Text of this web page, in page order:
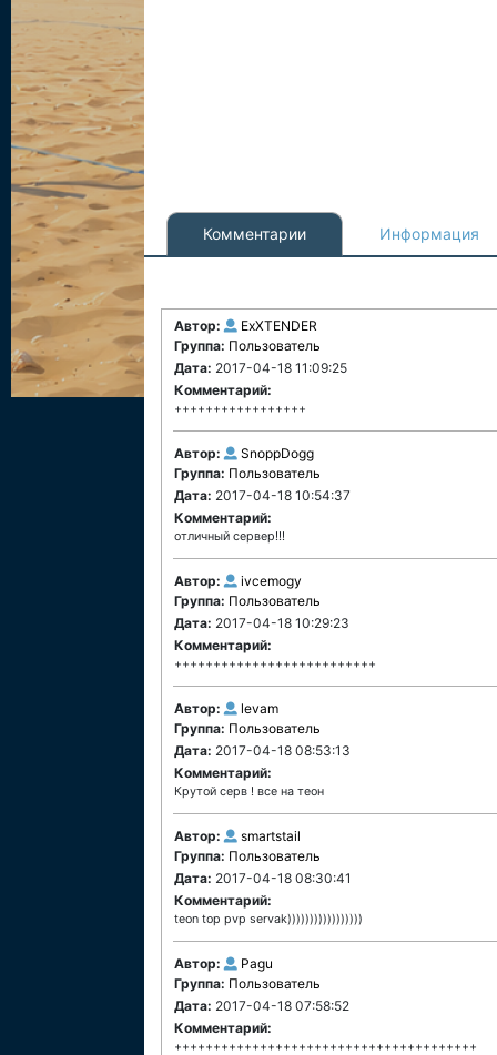
Комментарии Информация
Автор:
ExXTENDER
Группа: Пользователь
Дата: 2017-04-18 11:09:25
Комментарий:
+++++++++++++++++
Автор:
SnoppDogg
Группа: Пользователь
Дата: 2017-04-18 10:54:37
Комментарий:
отличный сервер!!!
Автор:
ivcemogy
Группа: Пользователь
Дата: 2017-04-18 10:29:23
Комментарий:
++++++++++++++++++++++++++
Автор:
levam
Группа: Пользователь
Дата: 2017-04-18 08:53:13
Комментарий:
Крутой серв ! все на теон
Автор:
smartstail
Группа: Пользователь
Дата: 2017-04-18 08:30:41
Комментарий:
teon top pvp servak)))))))))))))))))
Автор:
Pagu
Группа: Пользователь
Дата: 2017-04-18 07:58:52
Комментарий:
+++++++++++++++++++++++++++++++++++++++